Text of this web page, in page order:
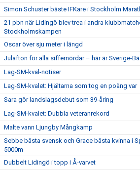
Simon Schuster bäste IFKare i Stockholm
21 pbn när Lidingö blev trea i andra
Stockholmskampen
Oscar över sju meter i längd
Julafton för alla siffernördar – här är Sverige-
Lag-SM-kval-notiser
Lag-SM-kvalet: Hjältarna som tog en poäng var
Sara gör landslagsdebut som 39-åring
Lag-SM-kvalet: Dubbla veteranrekord
Malte vann Ljungby Mångkamp
Sebbe bästa svensk och Grace bästa kvinna i
5000m
Dubbelt Lidingö i topp i Å-varvet